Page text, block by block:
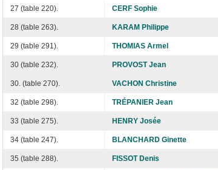
27 (table 220). CERF Sophie
28 (table 263). KARAM Philippe
29 (table 291). THOMIAS Armel
30 (table 232). PROVOST Jean
30. (table 270). VACHON Christine
32 (table 298). TRÉPANIER Jean
33 (table 275). HENRY Josée
34 (table 247). BLANCHARD Ginette
35 (table 288). FISSOT Denis